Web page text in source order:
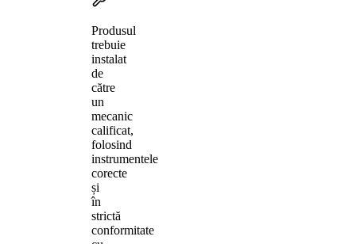
Produsul
trebuie
instalat
de
către
un
mecanic
calificat,
folosind
instrumentele
corecte
și
în
strictă
conformitate